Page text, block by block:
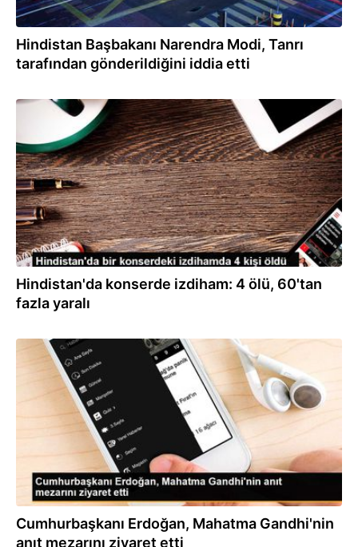
Hindistan Başbakanı Narendra Modi, Tanrı
tarafından gönderildiğini iddia etti
26.11.2023
Hindistan'da konserde izdiham: 4 ölü, 60'tan
fazla yaralı
10.09.2023
Cumhurbaşkanı Erdoğan, Mahatma Gandhi'nin
anıt mezarını ziyaret etti